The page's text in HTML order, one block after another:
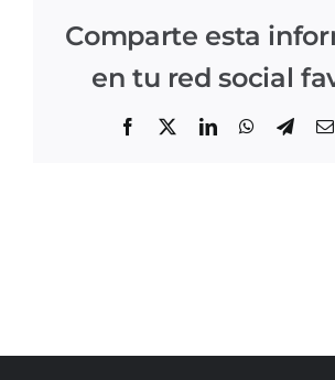
Comparte esta
en tu red social
Facebook LinkedInWhatsApp